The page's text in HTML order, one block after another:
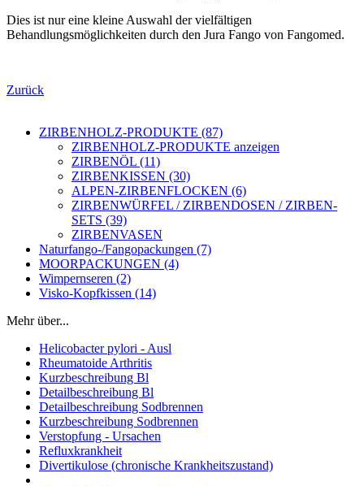
Dies ist nur eine kleine Auswahl der vielfältigen
Behandlungsmöglichkeiten durch den Jura Fango von Fangomed.
Zurück
ZIRBENHOLZ-PRODUKTE (87)
ZIRBENHOLZ-PRODUKTE anzeigen
ZIRBENÖL (11)
ZIRBENKISSEN (30)
ALPEN-ZIRBENFLOCKEN (6)
ZIRBENWÜRFEL / ZIRBENDOSEN / ZIRBEN-
SETS (39)
ZIRBENVASEN
Naturfango-/Fangopackungen (7)
MOORPACKUNGEN (4)
Wimpernseren (2)
Visko-Kopfkissen (14)
Mehr über...
Helicobacter pylori - Ausl
Rheumatoide Arthritis
Kurzbeschreibung Bl
Detailbeschreibung Bl
Detailbeschreibung Sodbrennen
Kurzbeschreibung Sodbrennen
Verstopfung - Ursachen
Refluxkrankheit
Divertikulose (chronische Krankheitszustand)